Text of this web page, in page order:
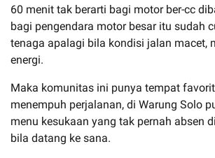
60 menit tak berarti bagi motor ber-cc
bagi pengendara motor besar itu sudah
tenaga apalagi bila kondisi jalan macet,
energi.
Maka komunitas ini punya tempat
menempuh perjalanan, di Warung Solo
menu kesukaan yang tak pernah absen
bila datang ke sana.